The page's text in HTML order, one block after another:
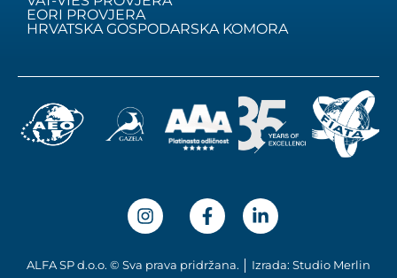
EORI PROVJERA
HRVATSKA GOSPODARSKA KOMORA
ALFA SP d.o.o. © Sva prava pridržana. │ Izrada: Studio Merlin